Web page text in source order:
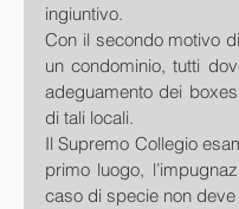
ingiuntivo.
Con il secondo motivo
un condominio, tutti
adeguamento dei
di tali locali.
Il Supremo Collegio
primo luogo,
caso di specie non